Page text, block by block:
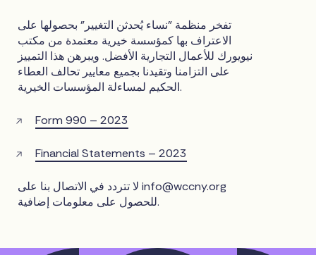
تفخر منظمة "نساء يُحدثن التغيير" بحصولها على
الاعتراف بها كمؤسسة خيرية معتمدة من مكتب
نيويورك للأعمال التجارية الأفضل. ويبرهن هذا التمييز
على التزامنا وتقيدنا بجميع معايير تحالف العطاء
الحكيم لمساءلة المؤسسات الخيرية.
Form 990 – 2023
Financial Statements – 2023
لا تتردد في الاتصال بنا علىinfo@wccny.org
للحصول على معلومات إضافية.